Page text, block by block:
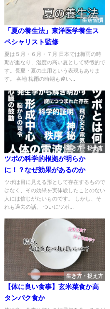
生活習慣
「夏の養生法」東洋医学養生ス
ペシャリスト監修
夏は５月・６月・７月 日本では梅雨の時
期が重なり、湿度の高い夏として特徴的で
す。長夏・夏の土用という表現もありま
す。 各地 梅雨の時期も違い...
生き方・捉え方
ツボの科学的根拠が明らか
に！？なぜ効果があるのか
ツボは目に見える形として存在するもので
はなく、その効果を実体験したことのない
人には信じがたいものです。 しかし、そ
れも過去の話。 ついにツボ...
生き方・捉え方
【体に良い食事】玄米菜食か高
タンパク食か